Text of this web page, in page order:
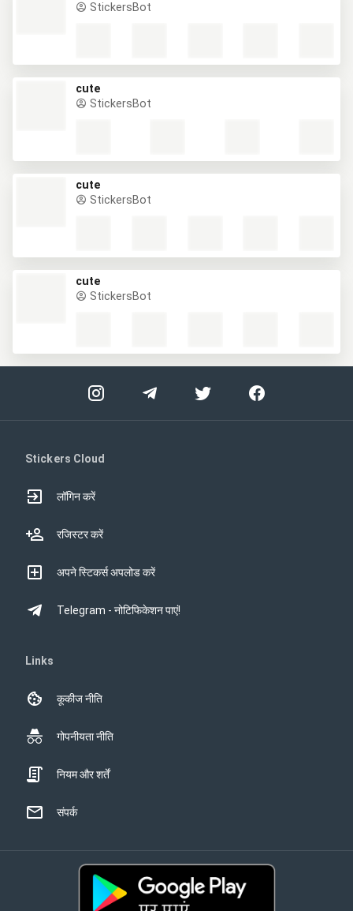
StickersBot
cute
StickersBot
cute
StickersBot
cute
StickersBot
Stickers Cloud
लॉगिन करें
रजिस्टर करें
अपने स्टिकर्स अपलोड करें
Telegram - नोटिफिकेशन पाएं!
Links
कूकीज नीति
गोपनीयता नीति
नियम और शर्तें
संपर्क